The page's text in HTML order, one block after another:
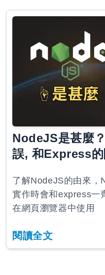
NodeJS是甚麼
誤, 和Express
了解NodeJS的由來，
實作時會和express一
在網頁瀏覽器中使用
閱讀全文